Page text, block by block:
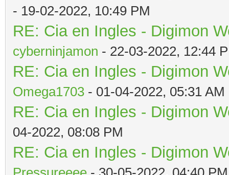
- 19-02-2022, 10:49 PM
RE: Cia en Ingles - Digimon
cyberninjamon - 22-03-2022, 12:44
RE: Cia en Ingles - Digimon
Omega1703 - 01-04-2022, 05:31 AM
RE: Cia en Ingles - Digimon
04-2022, 08:08 PM
RE: Cia en Ingles - Digimon